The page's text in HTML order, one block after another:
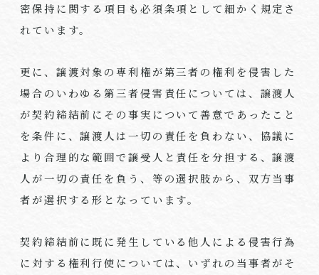
密保持に関する項目も必須条項として細かく規定さ
れています。
更に、譲渡対象の専利権が第三者の権利を侵害した
場合のいわゆる第三者侵害責任については、譲渡人
が契約締結前にその事実について善意であったこと
を条件に、譲渡人は一切の責任を負わない、協議に
より合理的な範囲で譲受人と責任を分担する、譲渡
人が一切の責任を負う、等の選択肢から、双方当事
者が選択する形となっています。
契約締結前に既に発生している他人による侵害行為
に対する権利行使については、いずれの当事者がそ